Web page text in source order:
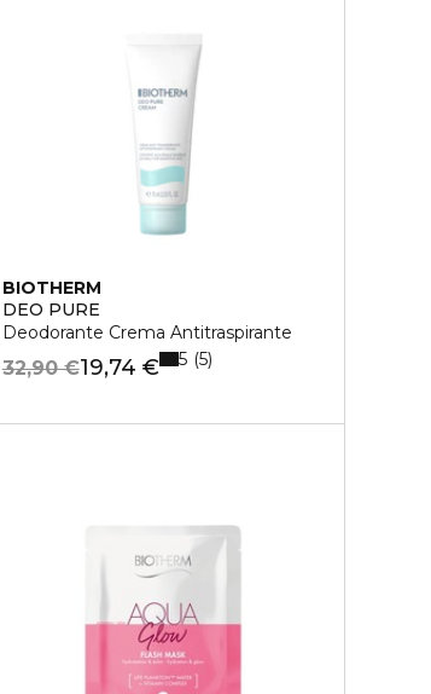
BIOTHERM
DEO PURE
Deodorante Crema Antitraspirante
19,74 €
32,90 € 5 5